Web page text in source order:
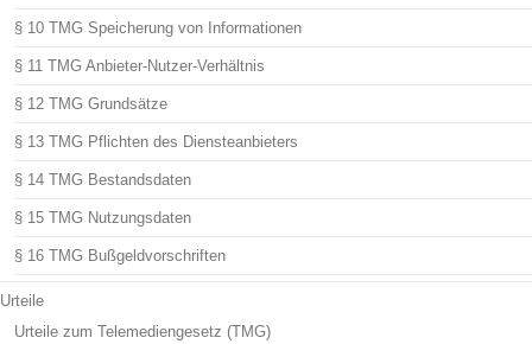
§ 10 TMG Speicherung von Informationen
§ 11 TMG Anbieter-Nutzer-Verhältnis
§ 12 TMG Grundsätze
§ 13 TMG Pflichten des Diensteanbieters
§ 14 TMG Bestandsdaten
§ 15 TMG Nutzungsdaten
§ 16 TMG Bußgeldvorschriften
Urteile
Urteile zum Telemediengesetz (TMG)